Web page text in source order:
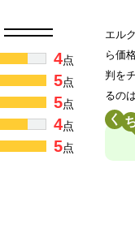
4点
5点
5点
4点
5点
エル
ら価
判を
るの
く